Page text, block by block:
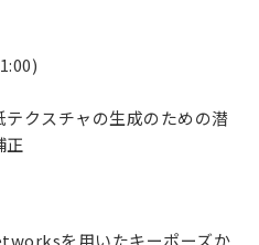
クスチャの生成のための潜
正
を用いたキーポーズか